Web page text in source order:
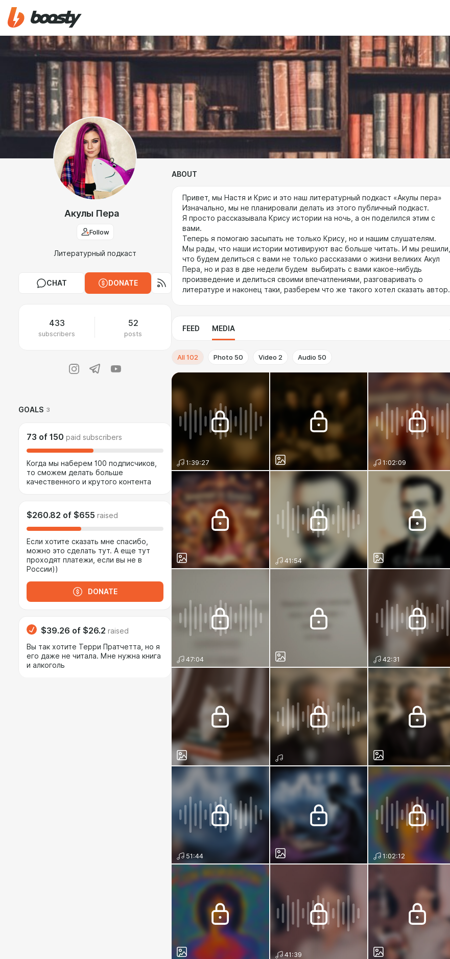
Акулы Пера
Follow
Литературный подкаст
CHAT DONATE
433
subscribers
52
posts
GOALS 3
73 of 150 paid subscribers
Когда мы наберем 100 подписчиков,
то сможем делать больше
качественного и крутого контента
$260.82 of $655 raised
Если хотите сказать мне спасибо,
можно это сделать тут. А еще тут
проходят платежи, если вы не в
России))
DONATE
$39.26 of $26.2 raised
Вы так хотите Терри Пратчетта, но я
его даже не читала. Мне нужна книга
и алкоголь
ABOUT
Привет, мы Настя и Крис и это наш литературный подкаст «Акулы пера»
Изначально, мы не планировали делать из этого публичный подкаст.
Я просто рассказывала Крису истории на ночь, а он поделился этим с
вами.
Теперь я помогаю засыпать не только Крису, но и нашим слушателям.
Мы рады, что наши истории мотивируют вас больше читать. И мы решили,
что будем делиться с вами не только рассказами о жизни великих Акул
Пера, но и раз в две недели будем выбирать с вами какое-нибудь
произведение и делиться своими впечатлениями, разговаривать о
литературе и наконец таки, разберем что же такого хотел сказать автор.
FEED MEDIA
All 102 Photo 50 Video 2 Audio 50
1:39:27 1:02:09
41:54
47:04 42:31
51:44 1:02:12
41:39